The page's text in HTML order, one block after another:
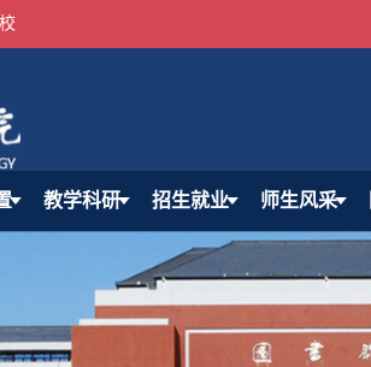
教学科研 招生就业 师生风采